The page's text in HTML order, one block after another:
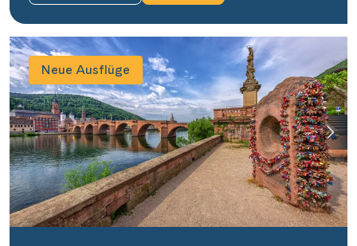
Neue Ausflüge